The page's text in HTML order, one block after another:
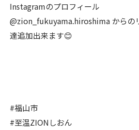
Instagramのプロフィール
@zion_fukuyama.hiroshima からの
達追加出来ます😊
#福山市
#至温ZIONしおん